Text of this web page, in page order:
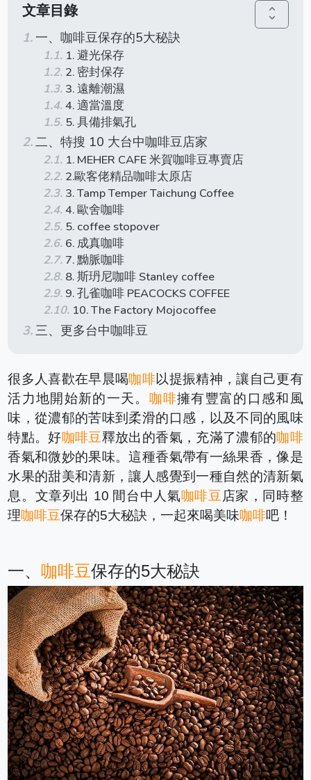
文章目錄 unfold_more
一、咖啡豆保存的5大秘訣
1. 避光保存
2. 密封保存
3. 遠離潮濕
4. 適當溫度
5. 具備排氣孔
二、特搜 10 大台中咖啡豆店家
1. MEHER CAFE 米賀咖啡豆專賣店
2.歐客佬精品咖啡太原店
3. Tamp Temper Taichung Coffee
4. 歐舍咖啡
5. coffee stopover
6. 成真咖啡
7. 黝脈咖啡
8. 斯玬尼咖啡 Stanley coffee
9. 孔雀咖啡 PEACOCKS COFFEE
10. The Factory Mojocoffee
三、更多台中咖啡豆
很多人喜歡在早晨喝咖啡以提振精神，讓自己更有
活力地開始新的一天。 咖啡擁有豐富的口感和風
味，從濃郁的苦味到柔滑的口感，以及不同的風味
特點。好咖啡豆釋放出的香氣，充滿了濃郁的咖啡
香氣和微妙的果味。這種香氣帶有一絲果香，像是
水果的甜美和清新，讓人感覺到一種自然的清新氣
息。文章列出 10 間台中人氣咖啡豆 店家，同時整
理咖啡豆保存的5大秘訣，一起來喝美味咖啡吧！
一、咖啡豆保存的5大秘訣